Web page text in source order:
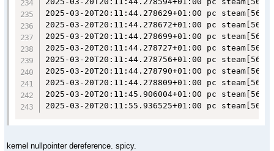
kernel nullpointer dereference. spicy.